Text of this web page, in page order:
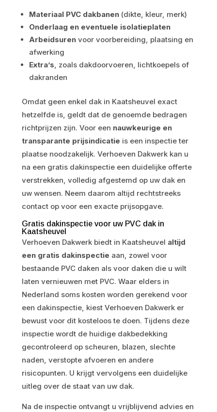
Materiaal PVC dakbanen(dikte, kleur, merk)
Onderlaag en eventuele isolatieplaten
Arbeidsurenvoor voorbereiding, plaatsing en
afwerking
Extra’s, zoals dakdoorvoeren, lichtkoepels of
dakranden
Omdat geen enkel dak in Kaatsheuvel exact
hetzelfde is, geldt dat de genoemde bedragen
richtprijzen zijn. Voor een nauwkeurige en
transparante prijsindicatie is een inspectie ter
plaatse noodzakelijk. Verhoeven Dakwerk kan u
na een gratis dakinspectie een duidelijke offerte
verstrekken, volledig afgestemd op uw dak en
uw wensen. Neem daarom altijd rechtstreeks
contact op voor een exacte prijsopgave.
Gratis dakinspectie voor uw PVC dak in
Kaatsheuvel
Verhoeven Dakwerk biedt in Kaatsheuvel altijd
een gratis dakinspectie aan, zowel voor
bestaande PVC daken als voor daken die u wilt
laten vernieuwen met PVC. Waar elders in
Nederland soms kosten worden gerekend voor
een dakinspectie, kiest Verhoeven Dakwerk er
bewust voor dit kosteloos te doen. Tijdens deze
inspectie wordt de huidige dakbedekking
gecontroleerd op scheuren, blazen, slechte
naden, verstopte afvoeren en andere
risicopunten. U krijgt vervolgens een duidelijke
uitleg over de staat van uw dak.
Na de inspectie ontvangt u vrijblijvend advies en